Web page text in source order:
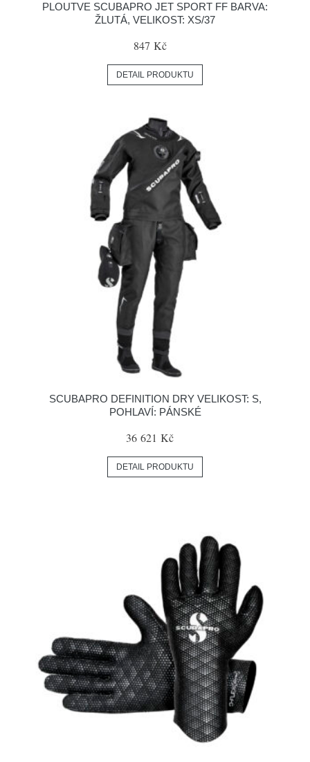
PLOUTVE SCUBAPRO JET SPORT FF BARVA:
ŽLUTÁ, VELIKOST: XS/37
847 Kč
DETAIL PRODUKTU
SCUBAPRO DEFINITION DRY VELIKOST: S,
POHLAVÍ: PÁNSKÉ
36 621 Kč
DETAIL PRODUKTU